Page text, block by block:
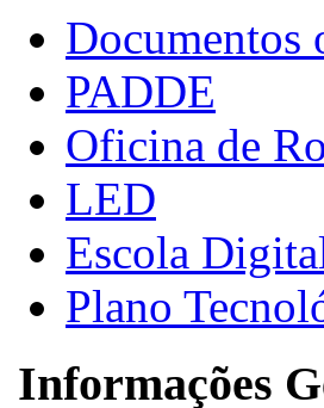
Documentos
PADDE
Oficina de
LED
Escola
Plano
Informações